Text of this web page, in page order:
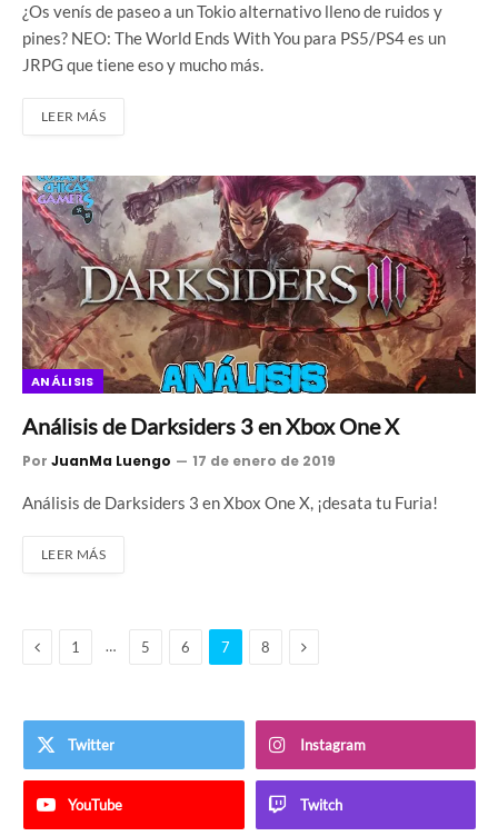
¿Os venís de paseo a un Tokio alternativo lleno de ruidos y
pines? NEO: The World Ends With You para PS5/PS4 es un
JRPG que tiene eso y mucho más.
LEER MÁS
ANÁLISIS
Análisis de Darksiders 3 en Xbox One X
Por JuanMa Luengo 17 de enero de 2019
Análisis de Darksiders 3 en Xbox One X, ¡desata tu Furia!
LEER MÁS
Anterior
1 … 5 6 7 8 Siguiente
Twitter Instagram
YouTube Twitch